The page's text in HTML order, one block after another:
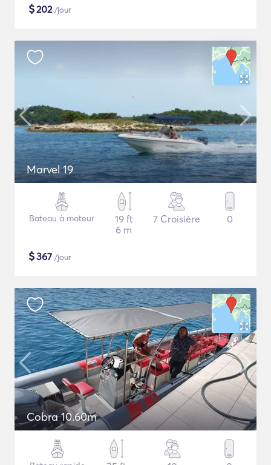
$202/jour
Marvel 19
Bateau à moteur
19 ft
6 m
7 Croisière 0
$367 /jour
Cobra 10.60m